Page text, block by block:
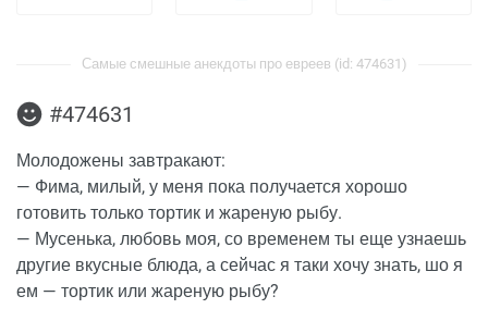
Самые смешные анекдоты про евреев (id: 474631)
#474631
Молодожены завтракают:
— Фима, милый, у меня пока получается хорошо
готовить только тортик и жареную рыбу.
— Мусенька, любовь моя, со временем ты еще узнаешь
другие вкусные блюда, а сейчас я таки хочу знать, шо я
ем — тортик или жареную рыбу?